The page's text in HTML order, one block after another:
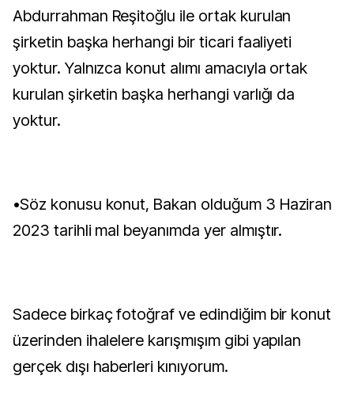
Abdurrahman Reşitoğlu ile ortak kurulan
şirketin başka herhangi bir ticari faaliyeti
yoktur. Yalnızca konut alımı amacıyla ortak
kurulan şirketin başka herhangi varlığı da
yoktur.
•Söz konusu konut, Bakan olduğum 3 Haziran
2023 tarihli mal beyanımda yer almıştır.
Sadece birkaç fotoğraf ve edindiğim bir konut
üzerinden ihalelere karışmışım gibi yapılan
gerçek dışı haberleri kınıyorum.